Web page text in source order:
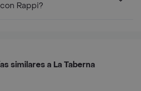
Rappi?
similares a La Taberna